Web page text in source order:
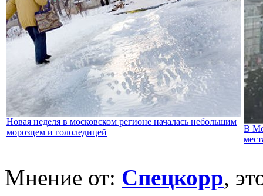
Новая неделя в московском регионе началась небольшим
морозцем и гололедицей
В
Мнение от: Спецкорр,